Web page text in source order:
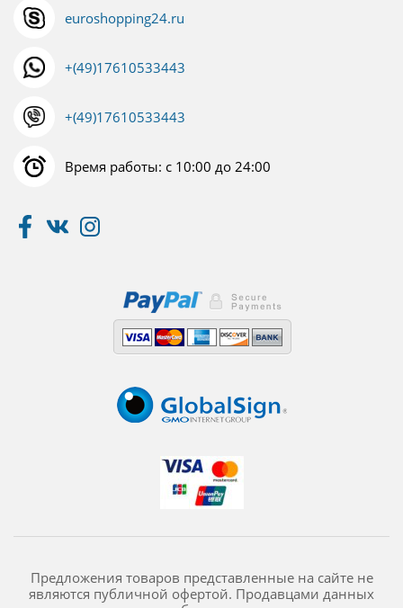
euroshopping24.ru
+(49)17610533443
+(49)17610533443
Время работы: с 10:00 до 24:00
Предложения товаров представленные на сайте не
являются публичной офертой. Продавцами данных